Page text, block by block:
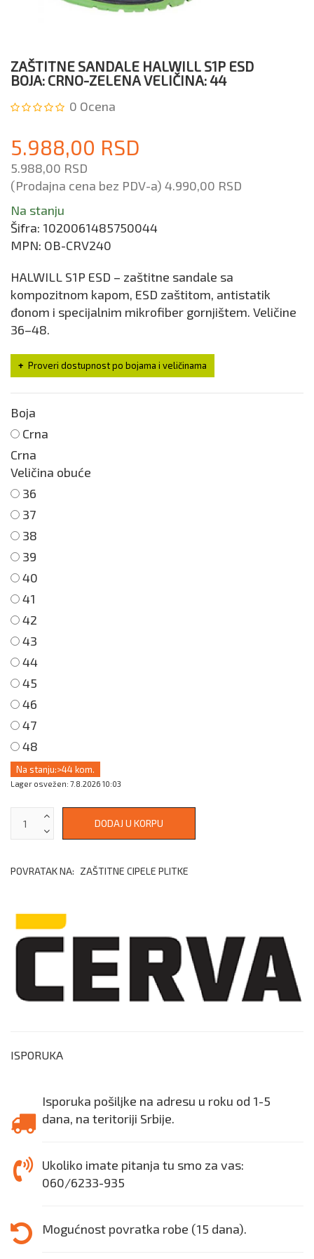
ZAŠTITNE SANDALE HALWILL S1P ESD
BOJA: CRNO-ZELENA VELIČINA: 44
0 Ocena
5.988,00 RSD
5.988,00 RSD
(Prodajna cena bez PDV-a) 4.990,00 RSD
Na stanju
Šifra: 1020061485750044
MPN: OB-CRV240
HALWILL S1P ESD – zaštitne sandale sa
kompozitnom kapom, ESD zaštitom, antistatik
đonom i specijalnim mikrofiber gornjištem. Veličine
36–48.
Proveri dostupnost po bojama i veličinama
Boja
Crna
Crna
Veličina obuće
36
37
38
39
40
41
42
43
44
45
46
47
48
Na stanju:>44 kom.
Lager osvežen: 7.8.2026 10:03
POVRATAK NA: ZAŠTITNE CIPELE PLITKE
ISPORUKA
Isporuka pošiljke na adresu u roku od 1-5
dana, na teritoriji Srbije.
Ukoliko imate pitanja tu smo za vas:
060/6233-935
Mogućnost povratka robe (15 dana).